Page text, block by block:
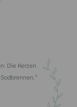
Die Kerzen